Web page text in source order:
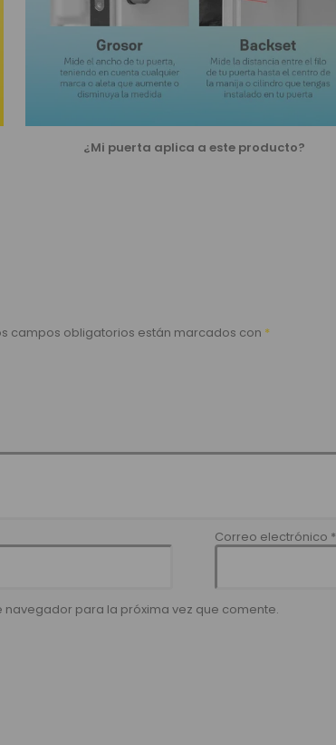
¿Mi puerta aplica a este producto?
campos obligatorios están marcados con *
Correo electrónico *
para la próxima vez que comente.